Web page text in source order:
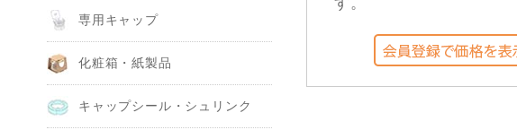
専用キャップ
化粧箱・紙製品
キャップシール・シュリンク